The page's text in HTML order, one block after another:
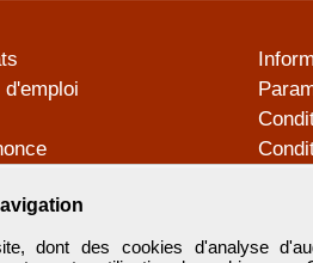
dont des cookies d'analyse